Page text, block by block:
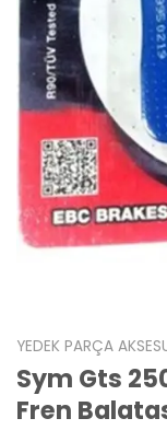
YEDEK PARÇA
Sym Gts
Fren